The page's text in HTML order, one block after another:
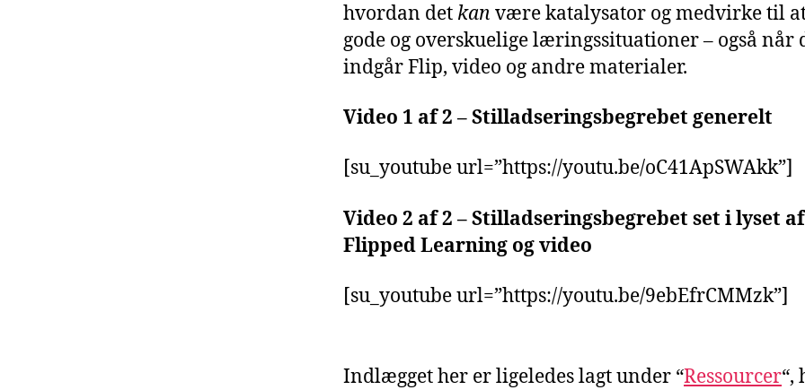
hvordan det kan være katalysator og medvirke til
gode og overskuelige læringssituationer – også når
indgår Flip, video og andre materialer.
Video 1 af 2 – Stilladseringsbegrebet generelt
[su_youtube url=”https://youtu.be/oC41ApSWAkk”]
Video 2 af 2 – Stilladseringsbegrebet set i lyset af
Flipped Learning og video
[su_youtube url=”https://youtu.be/9ebEfrCMMzk”]
Indlægget her er ligeledes lagt under “Ressourcer“,